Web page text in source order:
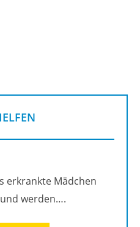
er­krank­te Mäd­chen
wer­den….